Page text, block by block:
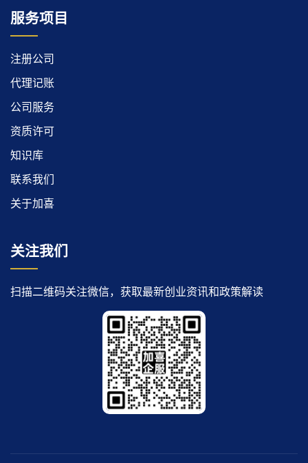
服务项目
注册公司
代理记账
公司服务
资质许可
知识库
联系我们
关于加喜
关注我们
扫描二维码关注微信，获取最新创业资讯和政策解读